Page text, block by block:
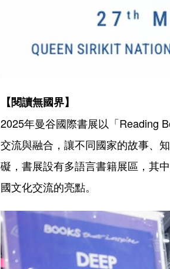
【閱讀無國界】
2025年曼谷國際書展以「Reading
交流與融合，讓不同國家的故事、
礙，書展設有多語言書籍展區，其
國文化交流的亮點。